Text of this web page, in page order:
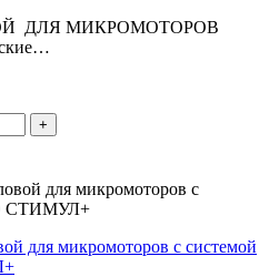
ДЛЯ МИКРОМОТОРОВ
+
для микромоторов с системой